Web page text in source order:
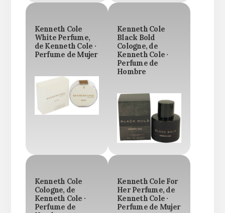
Kenneth Cole
White Perfume,
de Kenneth Cole ·
Perfume de Mujer
Kenneth Cole
Black Bold
Cologne, de
Kenneth Cole ·
Perfume de
Hombre
Kenneth Cole
Cologne, de
Kenneth Cole ·
Perfume de
Kenneth Cole For
Her Perfume, de
Kenneth Cole ·
Perfume de Mujer